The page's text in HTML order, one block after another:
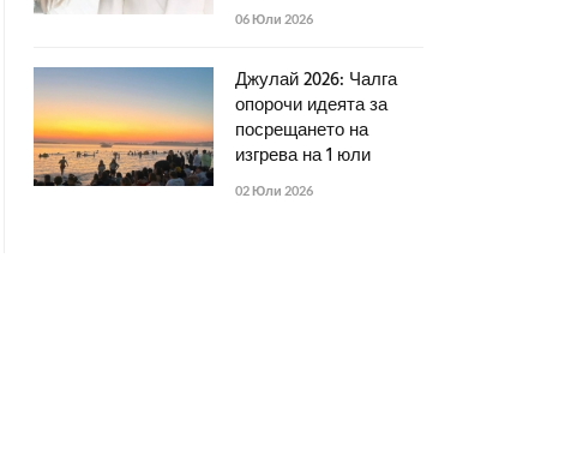
06 Юли 2026
Джулай 2026: Чалга
опорочи идеята за
посрещането на
изгрева на 1 юли
02 Юли 2026